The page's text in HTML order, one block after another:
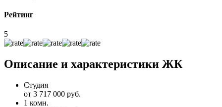
Рейтинг
5
Описание и характеристики ЖК
Студия
от 3 717 000 руб.
1 комн.